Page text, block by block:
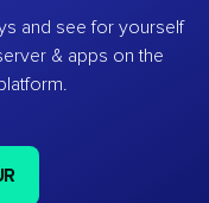
and see for yourself
& apps on the